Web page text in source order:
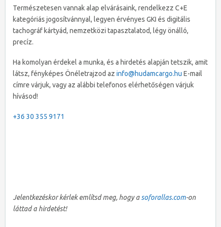
Természetesen vannak alap elvárásaink, rendelkezz C+E
kategóriás jogosítvánnyal, legyen érvényes GKI és digitális
tachográf kártyád, nemzetközi tapasztalatod, légy önálló,
precíz.
Ha komolyan érdekel a munka, és a hirdetés alapján tetszik, amit
látsz, fényképes Önéletrajzod az info@hudamcargo.hu E-mail
címre várjuk, vagy az alábbi telefonos elérhetőségen várjuk
hívásod!
+36 30 355 9171
Jelentkezéskor kérlek említsd meg, hogy a soforallas.com-on
láttad a hirdetést!